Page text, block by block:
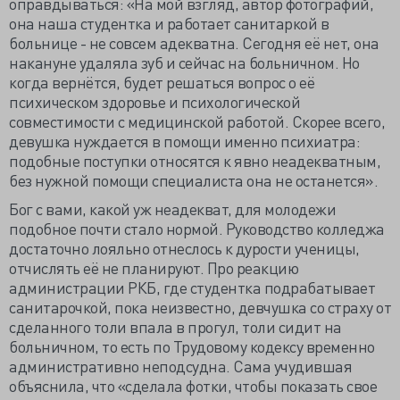
она наша студентка и работает санитаркой в
больнице - не совсем адекватна. Сегодня её нет, она
накануне удаляла зуб и сейчас на больничном. Но
когда вернётся, будет решаться вопрос о её
психическом здоровье и психологической
совместимости с медицинской работой. Скорее всего,
девушка нуждается в помощи именно психиатра:
подобные поступки относятся к явно неадекватным,
без нужной помощи специалиста она не останется».
Бог с вами, какой уж неадекват, для молодежи
подобное почти стало нормой. Руководство колледжа
достаточно лояльно отнеслось к дурости ученицы,
отчислять её не планируют. Про реакцию
администрации РКБ, где студентка подрабатывает
санитарочкой, пока неизвестно, девчушка со страху от
сделанного толи впала в прогул, толи сидит на
больничном, то есть по Трудовому кодексу временно
административно неподсудна. Сама учудившая
объяснила, что «сделала фотки, чтобы показать свое